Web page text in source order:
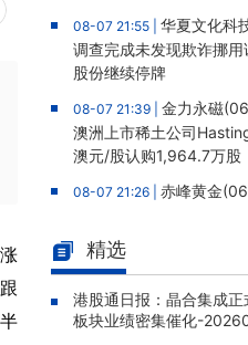
08-07 21:55 | 华夏文化科
调查完成未发现欺诈挪用
股份继续停牌
08-07 21:39 | 金力永磁
澳洲上市稀土公司
澳元/股认购1,964.7万股
08-07 21:26 | 赤峰黄金
人民币5,406万元
08-07 20:07 |灵宝黄金
河勘查取得重大进展，
跃升至53.94吨
精选
港股通日报：晶合集成
板块业绩密集催化-